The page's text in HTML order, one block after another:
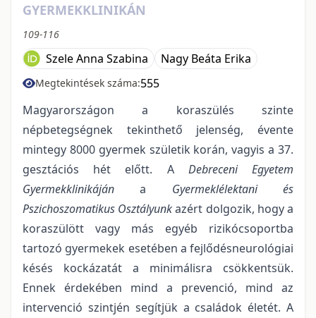
GYERMEKKLINIKÁN
109-116
Szele Anna Szabina Nagy Beáta Erika
Megtekintések száma:555
Magyarországon a koraszülés szinte
népbetegségnek tekinthető jelenség, évente
mintegy 8000 gyermek születik korán, vagyis a 37.
gesztációs hét előtt. A Debreceni Egyetem
Gyermekklinikájána Gyermeklélektani és
Pszichoszomatikus Osztályunkazért dolgozik, hogy a
koraszülött vagy más egyéb rizikócsoportba
tartozó gyermekek esetében a fejlődésneurológiai
késés kockázatát a minimálisra csökkentsük.
Ennek érdekében mind a prevenció, mind az
intervenció szintjén segítjük a családok életét. A